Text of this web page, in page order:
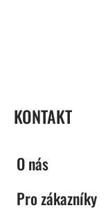
KONTAKT
O nás
Pro zákazníky